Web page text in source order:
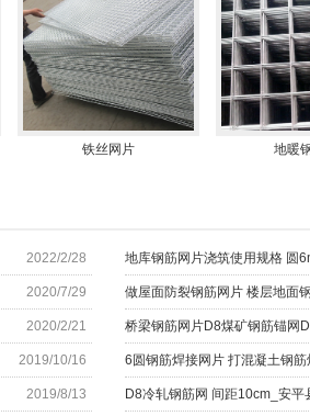
铁丝网片 地暖
2022/2/28 地库钢筋网片浇筑使用规格 圆
2020/7/29 做屋面防裂钢筋网片 楼层地面
2020/2/21 桥梁钢筋网片D8煤矿钢筋锚网
2019/10/16 6圆钢筋焊接网片 打混凝土钢
2019/8/13 D8冷轧钢筋网 间距10cm_安